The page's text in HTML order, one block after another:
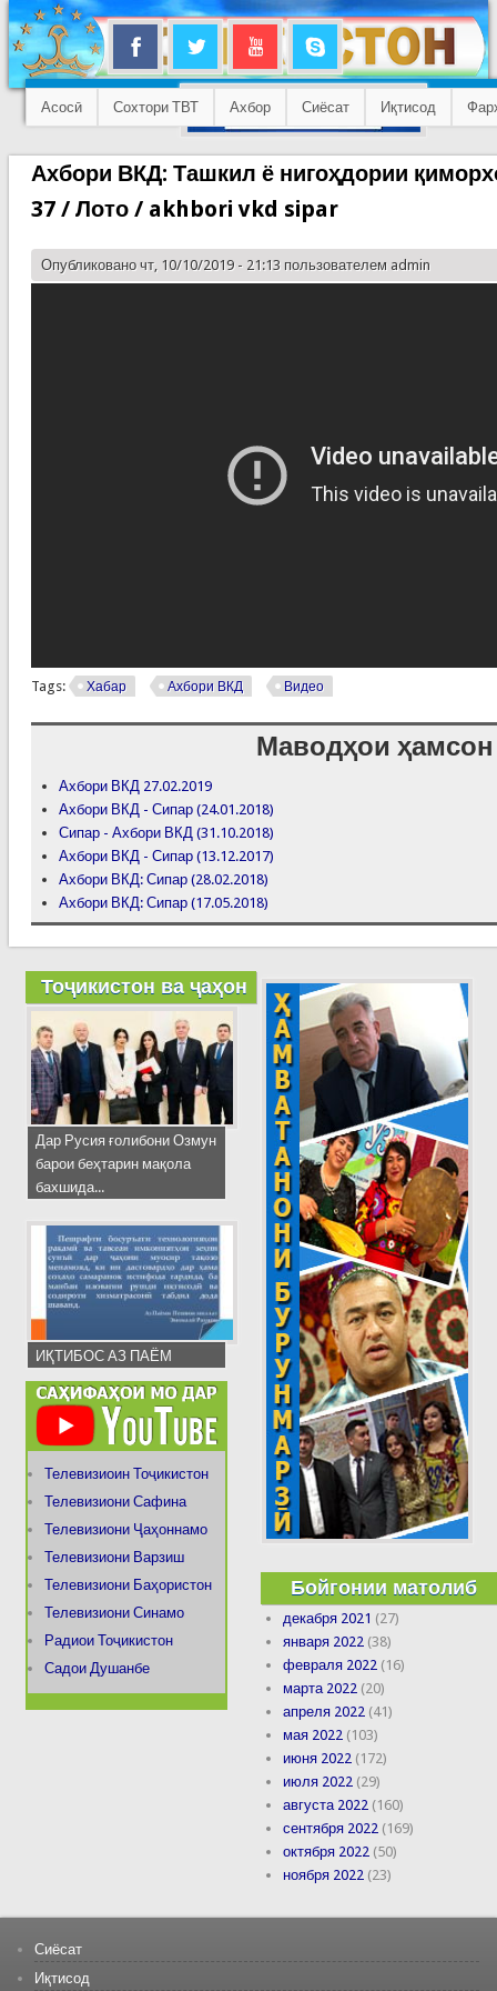
Асосӣ Сохтори ТВТ Ахбор Сиёсат Иқтисод
Ахбори ВКД: Ташкил ё нигоҳдории
37 / Лото / akhbori vkd sipar
Опубликовано чт, 10/10/2019 - 21:13 пользователем admin
Tags: Хабар Ахбори ВКД Видео
Маводҳои ҳамсон
Ахбори ВКД 27.02.2019
Ахбори ВКД - Сипар (24.01.2018)
Сипар - Ахбори ВКД (31.10.2018)
Ахбори ВКД - Сипар (13.12.2017)
Ахбори ВКД: Сипар (28.02.2018)
Ахбори ВКД: Сипар (17.05.2018)
Тоҷикистон ва ҷаҳон
Дар Русия ғолибони Озмун
барои беҳтарин мақола
бахшида...
ИҚТИБОС АЗ ПАЁМ
Телевизиоин Тоҷикистон
Телевизиони Сафина
Телевизиони Ҷаҳоннамо
Телевизиони Варзиш
Телевизиони Баҳористон
Телевизиони Синамо
Радиои Тоҷикистон
Садои Душанбе
Бойгонии матолиб
декабря 2021 (27)
января 2022 (38)
февраля 2022 (16)
марта 2022 (20)
апреля 2022 (41)
мая 2022 (103)
июня 2022 (172)
июля 2022 (29)
августа 2022 (160)
сентября 2022 (169)
октября 2022 (50)
ноября 2022 (23)
Сиёсат
Иқтисод